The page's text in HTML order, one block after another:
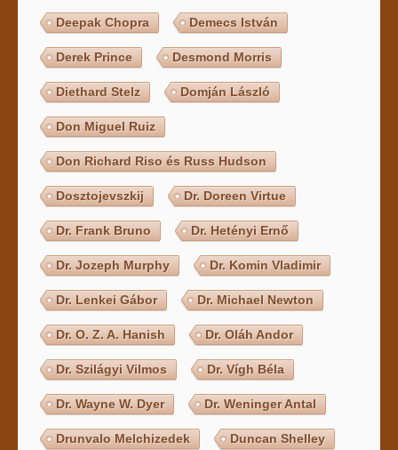
Deepak Chopra Demecs István
Derek Prince Desmond Morris
Diethard Stelz Domján László
Don Miguel Ruiz
Don Richard Riso és Russ Hudson
Dosztojevszkij Dr. Doreen Virtue
Dr. Frank Bruno Dr. Hetényi Ernő
Dr. Jozeph Murphy Dr. Komin Vladimir
Dr. Lenkei Gábor Dr. Michael Newton
Dr. O. Z. A. Hanish Dr. Oláh Andor
Dr. Szilágyi Vilmos Dr. Vígh Béla
Dr. Wayne W. Dyer Dr. Weninger Antal
Drunvalo Melchizedek Duncan Shelley